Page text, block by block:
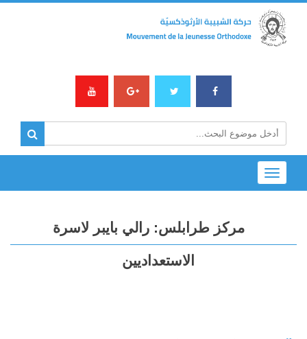
Toggle
navigation
مركز طرابلس: رالي بايبر لاسرة
الاستعداديين